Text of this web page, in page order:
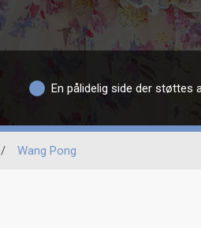
En pålidelig side der støttes
/ Wang Pong